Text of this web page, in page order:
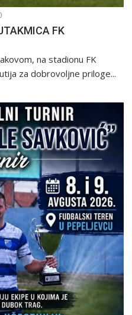
FK
na stadionu FK
za dobrovoljne priloge...